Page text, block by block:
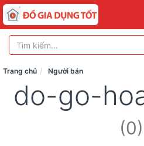
Trang chủ Người bán
do-go-
(0)